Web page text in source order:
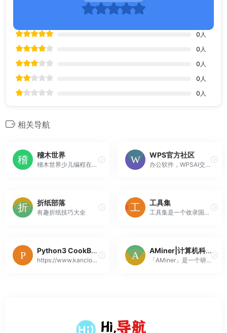
0 人
0 人
0 人
0 人
0 人
相关导航
稽木世界
稽木世界少儿编程在线课程
WPS官方社区
办公软件，WPSAI交流平台，WPS官方社区--WPS爱好者家园
折纸部落
有趣折纸技巧大全
工具集
工具集是一个收录国内外宝藏工具的导航网站，属于终极导航优选工具网站，不管是找修图工具、作图工具、下载工具、解析工具、便民工具、音频工具、视频工具、效率工具等都可以来工具集。
Python3 CookBook中文版
https://www.kancloud.cn/kancloud/python3-cookbook
AMiner|计算机科学知识发现网
「AMiner」是一个研讨者学术搜刮类网站，可以为较量争论机迷信相干范畴的研讨者供给更片面的范畴常识以及更具针对于性的研讨话题以及协作者信息，为科研职员供给很好的信息获得以及协助。